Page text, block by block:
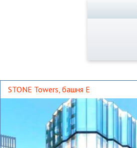
STONE Towers, башня Е